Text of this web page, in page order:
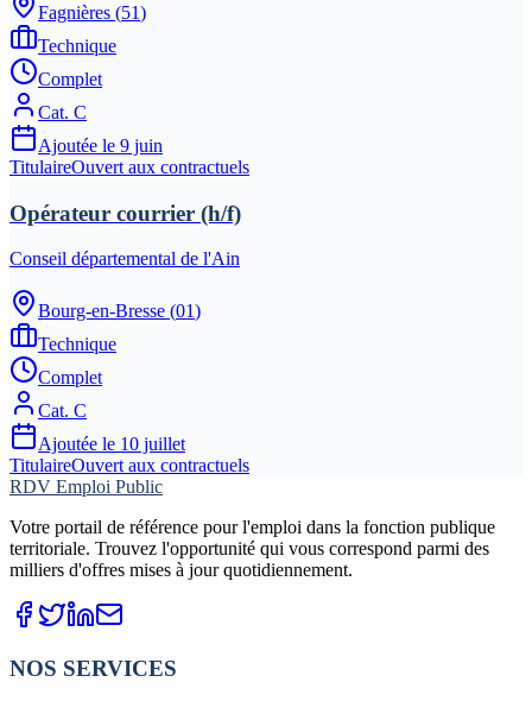
Fagnières (51)
Technique
Complet
Cat. C
Ajoutée le 9 juin
TitulaireOuvert aux contractuels
Opérateur courrier (h/f)
Conseil départemental de l'Ain
Bourg-en-Bresse (01)
Technique
Complet
Cat. C
Ajoutée le 10 juillet
TitulaireOuvert aux contractuels
RDV Emploi Public
Votre portail de référence pour l'emploi dans la fonction publique
territoriale. Trouvez l'opportunité qui vous correspond parmi des
milliers d'offres mises à jour quotidiennement.
NOS SERVICES